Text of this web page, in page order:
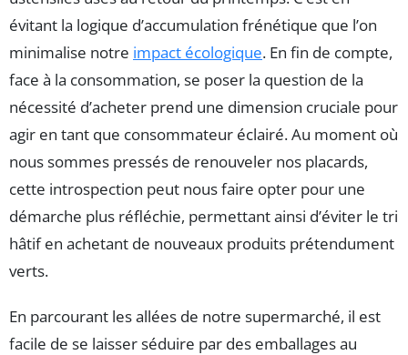
évitant la logique d’accumulation frénétique que l’on
minimalise notre impact écologique. En fin de compte,
face à la consommation, se poser la question de la
nécessité d’acheter prend une dimension cruciale pour
agir en tant que consommateur éclairé. Au moment où
nous sommes pressés de renouveler nos placards,
cette introspection peut nous faire opter pour une
démarche plus réfléchie, permettant ainsi d’éviter le tri
hâtif en achetant de nouveaux produits prétendument
verts.
En parcourant les allées de notre supermarché, il est
facile de se laisser séduire par des emballages au